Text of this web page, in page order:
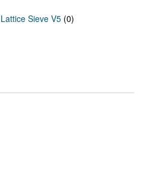
Sieve V5 (0)